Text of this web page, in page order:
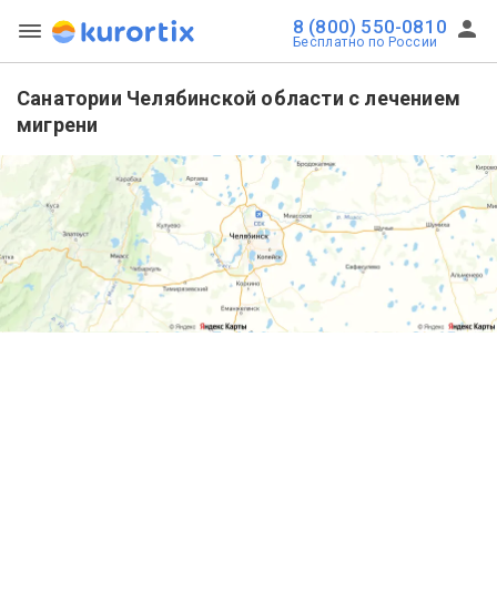
8 (800) 550-0810
Бесплатно по России
Санатории Челябинской области с лечением
мигрени